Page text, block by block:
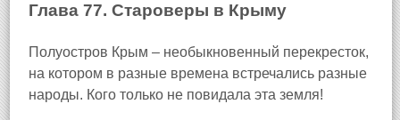
Глава 77. Староверы в Крыму
Полуостров Крым – необыкновенный перекресток,
на котором в разные времена встречались разные
народы. Кого только не повидала эта земля!